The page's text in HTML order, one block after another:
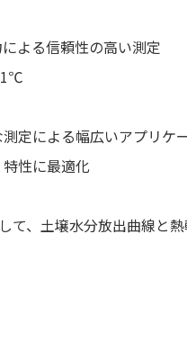
よる信頼性の高い測定
定による幅広いアプリケ
性に最適化
て、土壌水分放出曲線と